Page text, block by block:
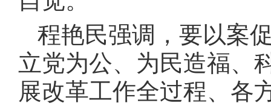
程艳民强调，要以案
立党为公、为民造福、
展改革工作全过程、各